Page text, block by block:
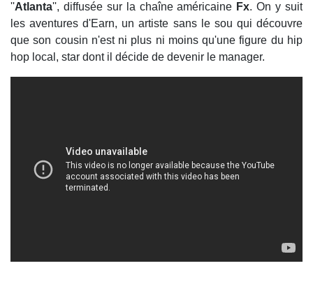
''Atlanta'', diffusée sur la chaîne américaine Fx. On y suit
les aventures d'Earn, un artiste sans le sou qui découvre
que son cousin n'est ni plus ni moins qu'une figure du hip
hop local, star dont il décide de devenir le manager.